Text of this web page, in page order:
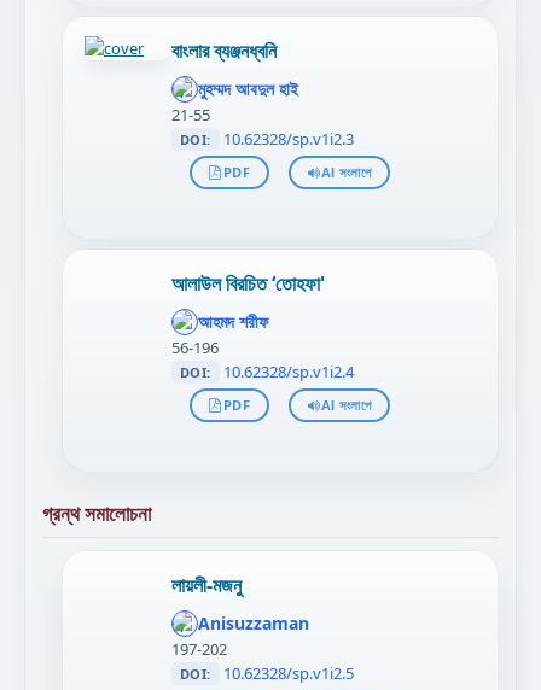
বাংলার ব্যঞ্জনধ্বনি
';
};"
>
মুহম্মদ আবদুল হাই
21-55
DOI: 10.62328/sp.v1i2.3
PDF AI সংলাপে
আলাউল বিরচিত ‘তোহফা'
আহমদ শরীফ
56-196
DOI: 10.62328/sp.v1i2.4
PDF AI সংলাপে
গ্রন্থ সমালোচনা
লায়লী-মজনু
';
};"
>
Anisuzzaman
197-202
DOI: 10.62328/sp.v1i2.5